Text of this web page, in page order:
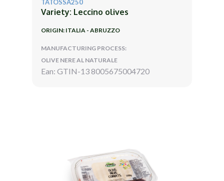
TATOSSA250
Variety: Leccino olives
ORIGIN: ITALIA - ABRUZZO
MANUFACTURING PROCESS:
OLIVE NERE AL NATURALE
Ean: GTIN-13 8005675004720